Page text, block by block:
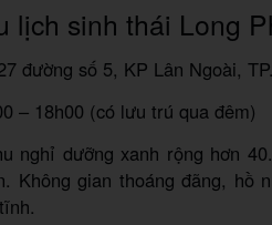
lịch sinh thái Long
đường số 5, KP Lân Ngoài,
– 18h00 (có lưu trú qua đêm)
nghỉ dưỡng xanh rộng hơn
Không gian thoáng đãng, hồ